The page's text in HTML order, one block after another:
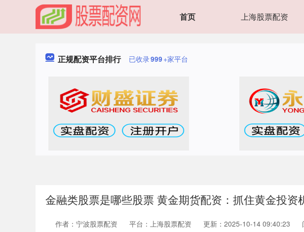
首页 上海股票配资
正规配资平台排行 已收录999+家平台
金融类股票是哪些股票 黄金期货配资：抓住黄金投资
作者：宁波股票配资 平台：上海股票配资 更新：2025-10-14 09:40:23